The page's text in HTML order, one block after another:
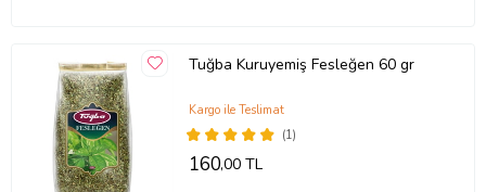
Tuğba Kuruyemiş Fesleğen 60 gr
(1)
Kargo ile Teslimat
160,00 TL